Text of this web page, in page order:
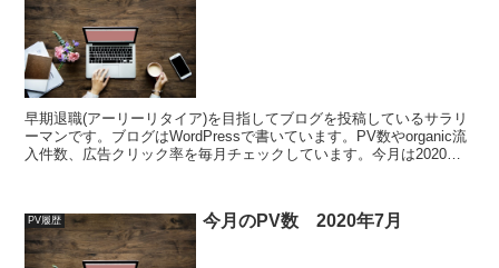
早期退職(アーリーリタイア)を目指してブログを投稿しているサラリ
ーマンです。ブログはWordPressで書いています。PV数やorganic流
入件数、広告クリック率を毎月チェックしています。今月は2020年
PV履歴 今月のPV数 2020年7月